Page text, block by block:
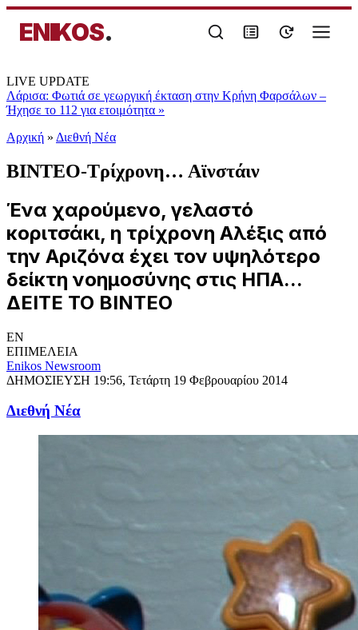
ENIKOS.
LIVE UPDATE
Λάρισα: Φωτιά σε γεωργική έκταση στην Κρήνη Φαρσάλων –
Ήχησε το 112 για ετοιμότητα »
Αρχική » Διεθνή Νέα
ΒΙΝΤΕΟ-Τρίχρονη… Αϊνστάιν
Ένα χαρούμενο, γελαστό
κοριτσάκι, η τρίχρονη Αλέξις από
την Αριζόνα έχει τον υψηλότερο
δείκτη νοημοσύνης στις ΗΠΑ...
ΔΕΙΤΕ ΤΟ ΒΙΝΤΕΟ
EN
ΕΠΙΜΕΛΕΙΑ
Enikos Newsroom
ΔΗΜΟΣΙΕΥΣΗ 19:56, Τετάρτη 19 Φεβρουαρίου 2014
Διεθνή Νέα